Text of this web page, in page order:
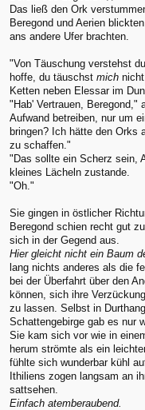
Das ließ den Ork
Beregond und Aerien
ans andere Ufer brachten.
"Von Täuschung verstehst
hoffe, du täuschst mich
Ketten neben Elessar im
"Hab' Vertrauen, Beregond,"
Aufwand betreiben, nur um
bringen? Ich hätte den Orks
zu schaffen."
"Das sollte ein Scherz sein,
kleines Lächeln zustande.
"Oh."
Sie gingen in östlicher
Beregond schien recht gut
sich in der Gegend aus.
Hier gleicht nicht ein Baum
lang nichts anderes als die
bei der Überfahrt über den
können, sich ihre
zu lassen. Selbst in
Schattengebirge gab es nur
Sie kam sich vor wie in
herum strömte als ein
fühlte sich wunderbar kühl
Ithiliens zogen langsam an
sattsehen.
Einfach atemberaubend.